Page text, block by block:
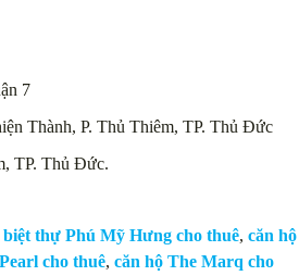
7
Thành, P. Thủ Thiêm, TP. Thủ Đức
TP. Thủ Đức.
biệt thự Phú Mỹ Hưng cho thuê, căn hộ
cho thuê, căn hộ The Marq cho